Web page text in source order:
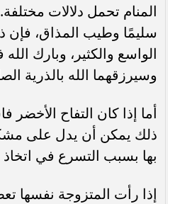
المنام تحمل دلالات
سليمًا وطيب المذاق، فإن
الواسع والكثير، وبارك
وسيرزقهما الله بالذرية
أما إذا كان التفاح الأخضر
ذلك يمكن أن يدل على
بها بسبب التسرع في اتخاذ
إذا رأت المتزوجة نفسها